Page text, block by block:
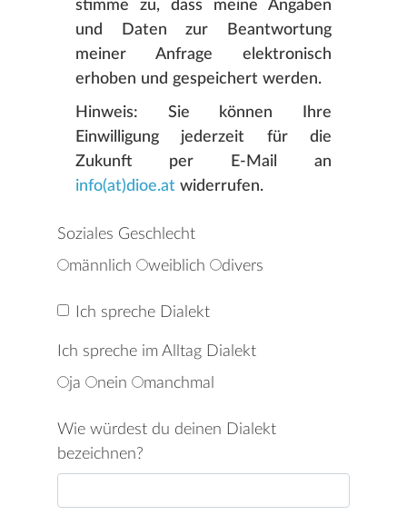
stimme zu, dass meine Angaben
und Daten zur Beantwortung
meiner Anfrage elektronisch
erhoben und gespeichert werden.
Hinweis: Sie können Ihre
Einwilligung jederzeit für die
Zukunft per E-Mail an
info(at)dioe.at widerrufen.
Soziales Geschlecht
männlich weiblich divers
Ich spreche Dialekt
Ich spreche im Alltag Dialekt
ja nein manchmal
Wie würdest du deinen Dialekt
bezeichnen?